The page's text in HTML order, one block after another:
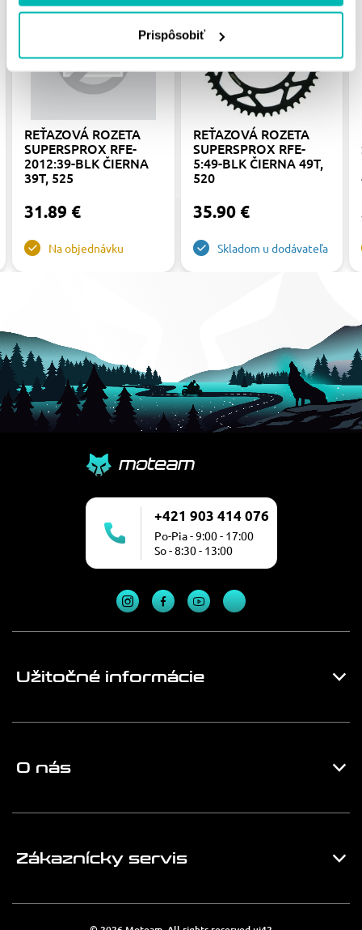
Prispôsobiť
REŤAZOVÁ ROZETA
SUPERSPROX RFE-
2012:39-BLK ČIERNA
39T, 525
31.89 €
Na objednávku
REŤAZOVÁ ROZETA
SUPERSPROX RFE-
5:49-BLK ČIERNA 49T,
520
35.90 €
Skladom u dodávateľa
+421 903 414 076
Po-Pia - 9:00 - 17:00
So - 8:30 - 13:00
Užitočné informácie
O nás
Zákaznícky servis